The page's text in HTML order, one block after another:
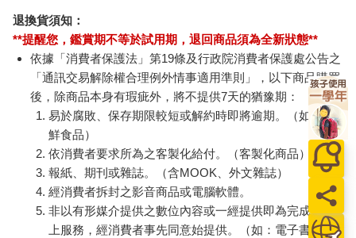
退換貨須知：
**提醒您，鑑賞期不等於試用期，退回商品須為全新狀態**
依據「消費者保護法」第19條及行政院消費者保護處公告之
「通訊交易解除權合理例外情事適用準則」，以下商品購買
後，除商品本身有瑕疵外，將不提供7天的猶豫期：
易於腐敗、保存期限較短或解約時即將逾期。（如：生
鮮食品）
依消費者要求所為之客製化給付。（客製化商品）
報紙、期刊或雜誌。（含MOOK、外文雜誌）
經消費者拆封之影音商品或電腦軟體。
非以有形媒介提供之數位內容或一經提供即為完成之線
上服務，經消費者事先同意始提供。（如：電子書、電